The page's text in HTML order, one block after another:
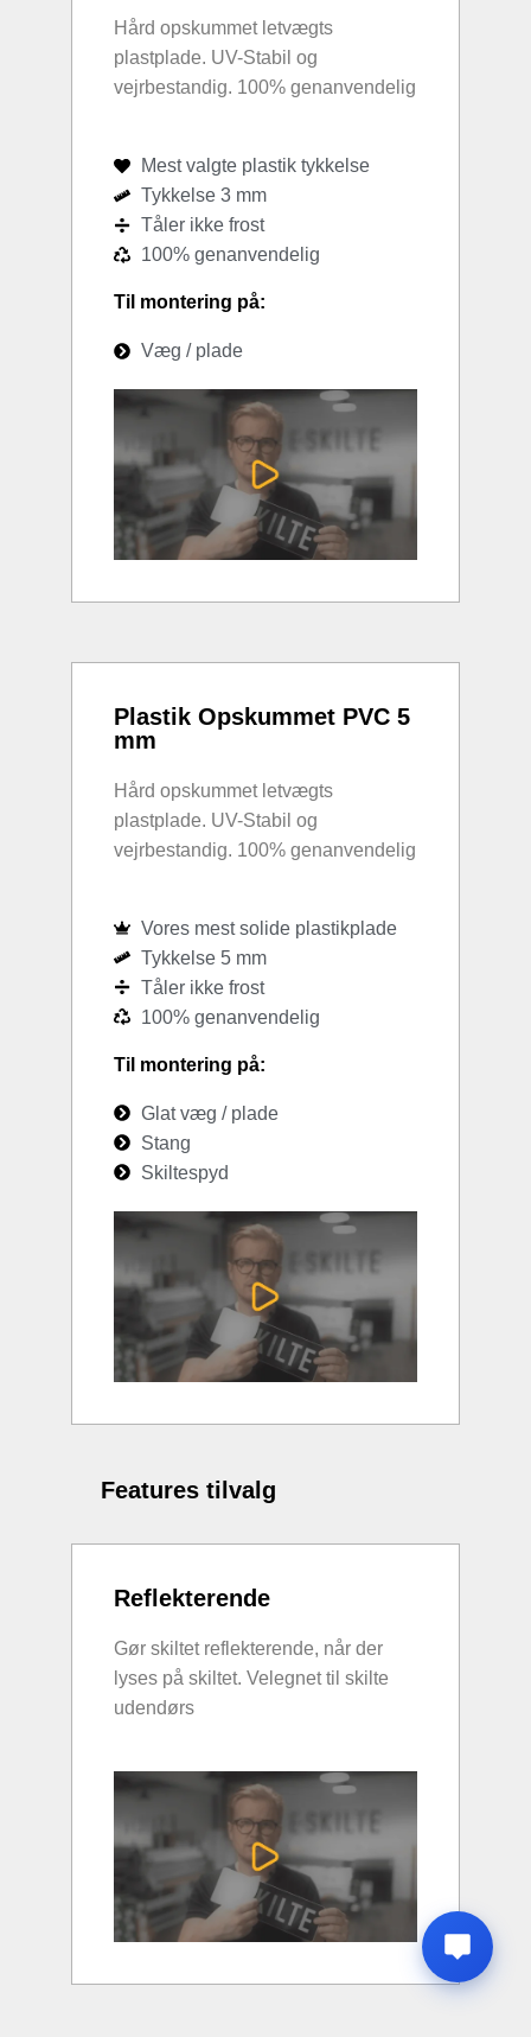
Hård opskummet letvægts
plastplade. UV-Stabil og
vejrbestandig. 100% genanvendelig
Mest valgte plastik tykkelse
Tykkelse 3 mm
Tåler ikke frost
100% genanvendelig
Til montering på:
Væg / plade
Plastik Opskummet PVC 5
mm
Hård opskummet letvægts
plastplade. UV-Stabil og
vejrbestandig. 100% genanvendelig
Vores mest solide plastikplade
Tykkelse 5 mm
Tåler ikke frost
100% genanvendelig
Til montering på:
Glat væg / plade
Stang
Skiltespyd
Features tilvalg
Reflekterende
Gør skiltet reflekterende, når der
lyses på skiltet. Velegnet til skilte
udendørs